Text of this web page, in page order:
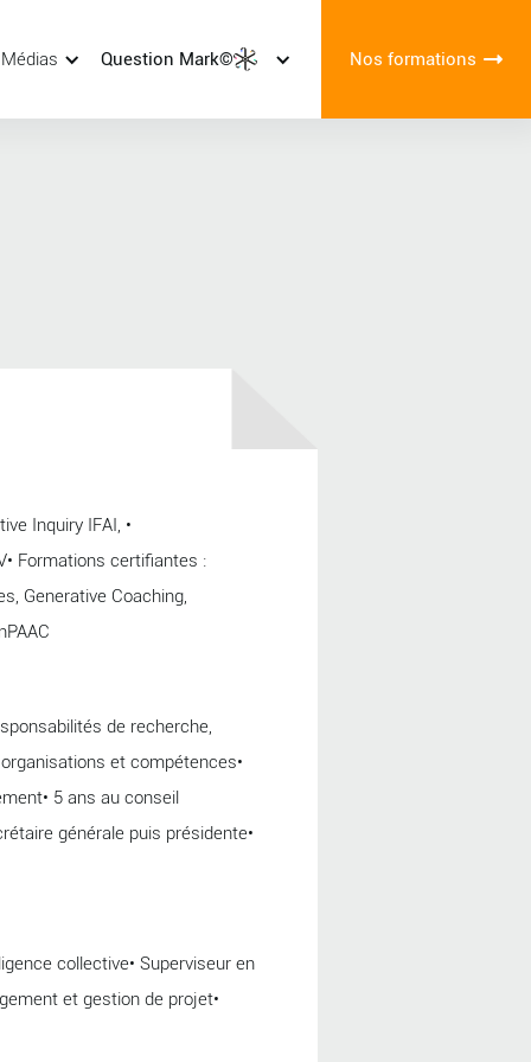
Question Mark© Nos formations
Inquiry IFAI, •
Formations certifiantes :
Generative Coaching,
de recherche,
et compétences•
5 ans au conseil
générale puis présidente•
collective• Superviseur en
et gestion de projet•